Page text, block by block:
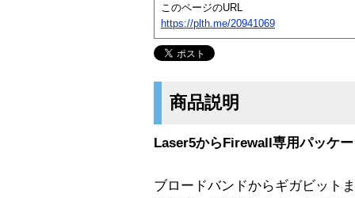
このページのURL
https://plth.me/20941069
商品説明
Laser5からFirewall専用パッケ
ブロードバンドからギガビット